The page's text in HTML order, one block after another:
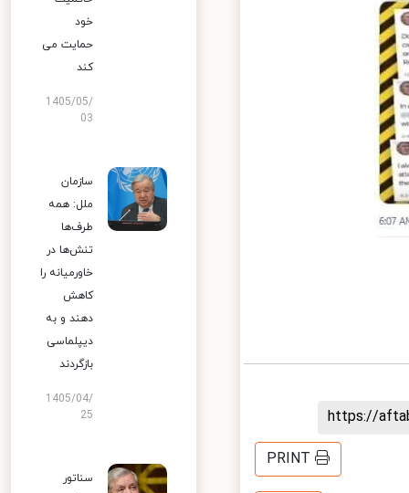
https://
PRINT
خود
حمایت می
کند
1405/05/
03
سازمان
ملل: همه
طرف‌ها
تنش‌ها در
خاورمیانه را
کاهش
دهند و به
دیپلماسی
بازگردند
1405/04/
25
سناتور